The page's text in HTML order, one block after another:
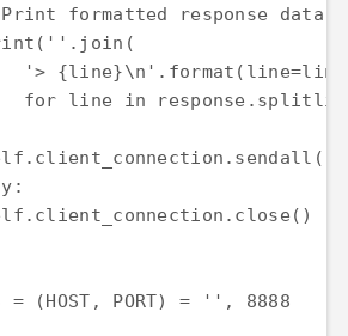
formatted response data
'>
for line in
= (HOST, PORT) = '', 8888